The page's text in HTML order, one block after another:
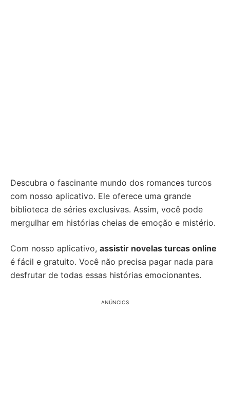
Descubra o fascinante mundo dos romances turcos
com nosso aplicativo. Ele oferece uma grande
biblioteca de séries exclusivas. Assim, você pode
mergulhar em histórias cheias de emoção e mistério.
Com nosso aplicativo, assistir novelas turcas online
é fácil e gratuito. Você não precisa pagar nada para
desfrutar de todas essas histórias emocionantes.
ANÚNCIOS